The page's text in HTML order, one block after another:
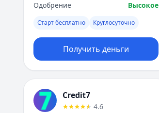
Одобрение
Высокое
Старт бесплатно Круглосуточно
Получить деньги
Credit7
4.6